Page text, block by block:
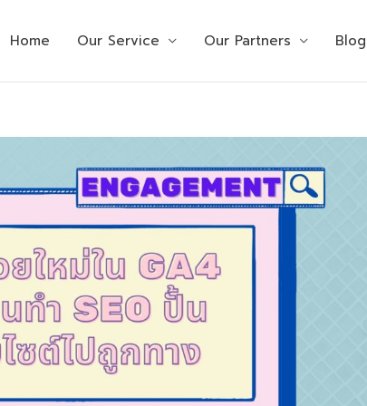
Home Our Service Our Partners Blog